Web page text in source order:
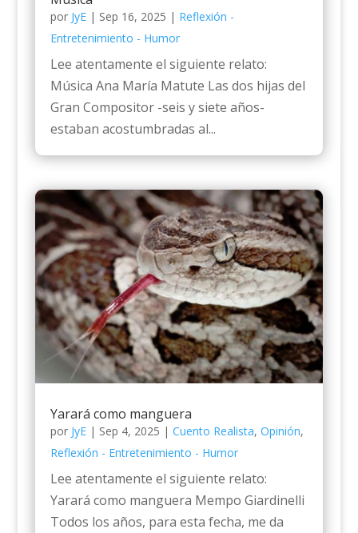
por JyE| Sep 16, 2025 | Reflexión -
Entretenimiento - Humor
Lee atentamente el siguiente relato:
Música Ana María Matute Las dos hijas del
Gran Compositor -seis y siete años-
estaban acostumbradas al...
Yarará como manguera
por JyE| Sep 4, 2025 | Cuento Realista, Opinión,
Reflexión - Entretenimiento - Humor
Lee atentamente el siguiente relato:
Yarará como manguera Mempo Giardinelli
Todos los años, para esta fecha, me da